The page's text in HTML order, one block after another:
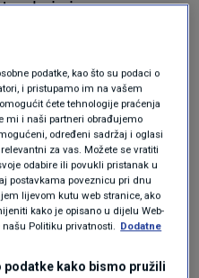
koja imamo s
imamo.
da bi se ostvario
neke druge
a to je velika šteta za
se takmičimo
podatke, kao što su podaci o
i pristupamo im na vašem
ćete tehnologije praćenja
mi i naši partneri obrađujemo
određeni sadržaj i oglasi
za vas. Možete se vratiti
odabire ili povukli pristanak u
postavkama poveznicu pri dnu
lijevom kutu web stranice, ako
kako je opisano u dijelu Web-
Politiku privatnosti. Dodatne
kako bismo pružili